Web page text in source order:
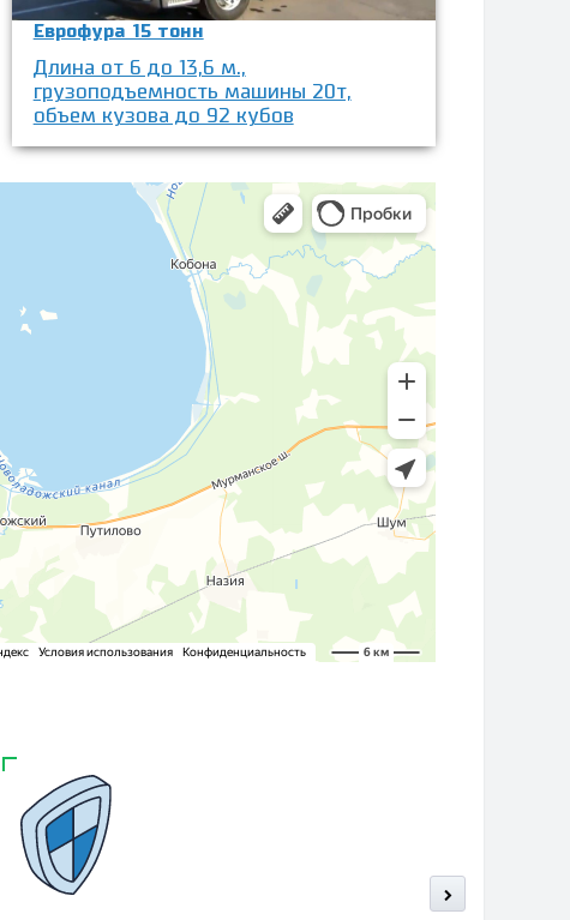
Еврофура 15 тонн
Длина от 6 до 13,6 м.,
грузоподъемность машины 20т,
объем кузова до 92 кубов